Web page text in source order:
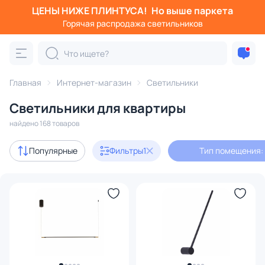
ЦЕНЫ НИЖЕ ПЛИНТУСА! Но выше паркета
Горячая распродажа светильников
Главная Интернет-магазин Светильники
Светильники для квартиры
найдено 168 товаров
Популярные Фильтры1 Тип помещения:
Фильтры
Категория:
Люстры Подвесные светильники
Акции 2
В наличии